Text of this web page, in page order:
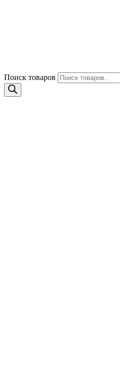
Поиск товаров